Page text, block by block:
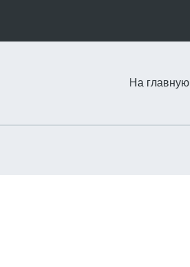
На главную